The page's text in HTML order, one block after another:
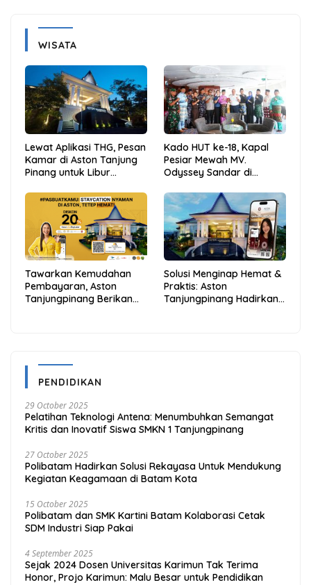
WISATA
Lewat Aplikasi THG, Pesan
Kamar di Aston Tanjung
Pinang untuk Libur
dan Hemat
Kado HUT ke-18, Kapal
Pesiar Mewah MV.
Odyssey Sandar di
Anambas Siap Mendunia
Tawarkan Kemudahan
Pembayaran, Aston
Tanjungpinang Berikan
Solusi Menginap Hemat &
Praktis: Aston
Tanjungpinang Hadirkan
PENDIDIKAN
29 October 2025
Pelatihan Teknologi Antena: Menumbuhkan Semangat
Kritis dan Inovatif Siswa SMKN 1 Tanjungpinang
27 October 2025
Polibatam Hadirkan Solusi Rekayasa Untuk Mendukung
Kegiatan Keagamaan di Batam Kota
15 October 2025
Polibatam dan SMK Kartini Batam Kolaborasi Cetak
SDM Industri Siap Pakai
4 September 2025
Sejak 2024 Dosen Universitas Karimun Tak Terima
Honor, Projo Karimun: Malu Besar untuk Pendidikan